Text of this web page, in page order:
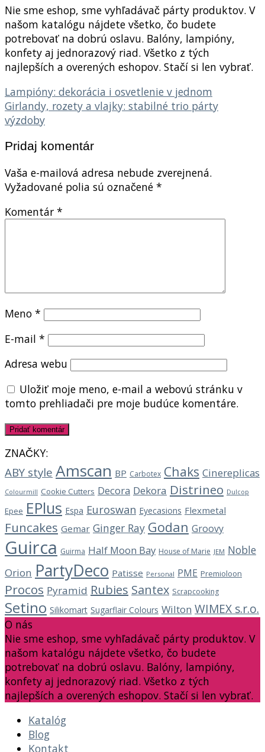
Nie sme eshop, sme vyhľadávač párty produktov. V
našom katalógu nájdete všetko, čo budete
potrebovať na dobrú oslavu. Balóny, lampióny,
konfety aj jednorazový riad. Všetko z tých
najlepších a overených eshopov. Stačí si len vybrať.
Lampióny: dekorácia i osvetlenie v jednom
Girlandy, rozety a vlajky: stabilné trio párty
výzdoby
Pridaj komentár
Vaša e-mailová adresa nebude zverejnená.
Vyžadované polia sú označené *
Komentár *
Meno *
E-mail *
Adresa webu
Uložiť moje meno, e-mail a webovú stránku v
tomto prehliadači pre moje budúce komentáre.
ZNAČKY:
ABY style Amscan BP Carbotex Chaks Cinereplicas
Colourmill Cookie Cutters Decora Dekora Distrineo Dulcop
Epee EPlus Espa Euroswan Eyecasions Flexmetal
Funcakes Gemar Ginger Ray Godan Groovy
Guirca Guirma Half Moon Bay House of Marie JEM Noble
Orion PartyDeco Patisse Personal PME Premioloon
Procos Pyramid Rubies Santex Scrapcooking
Setino Silikomart Sugarflair Colours Wilton WIMEX s.r.o.
O nás
Nie sme eshop, sme vyhľadávač párty produktov. V
našom katalógu nájdete všetko, čo budete
potrebovať na dobrú oslavu. Balóny, lampióny,
konfety aj jednorazový riad. Všetko z tých
najlepších a overených eshopov. Stačí si len vybrať.
Katalóg
Blog
Kontakt